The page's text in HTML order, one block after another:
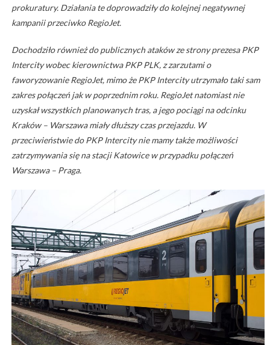
prokuratury. Działania te doprowadziły do kolejnej negatywnej
kampanii przeciwko RegioJet.
Dochodziło również do publicznych ataków ze strony prezesa PKP
Intercity wobec kierownictwa PKP PLK, z zarzutami o
faworyzowanie RegioJet, mimo że PKP Intercity utrzymało taki sam
zakres połączeń jak w poprzednim roku. RegioJet natomiast nie
uzyskał wszystkich planowanych tras, a jego pociągi na odcinku
Kraków – Warszawa miały dłuższy czas przejazdu. W
przeciwieństwie do PKP Intercity nie mamy także możliwości
zatrzymywania się na stacji Katowice w przypadku połączeń
Warszawa – Praga.